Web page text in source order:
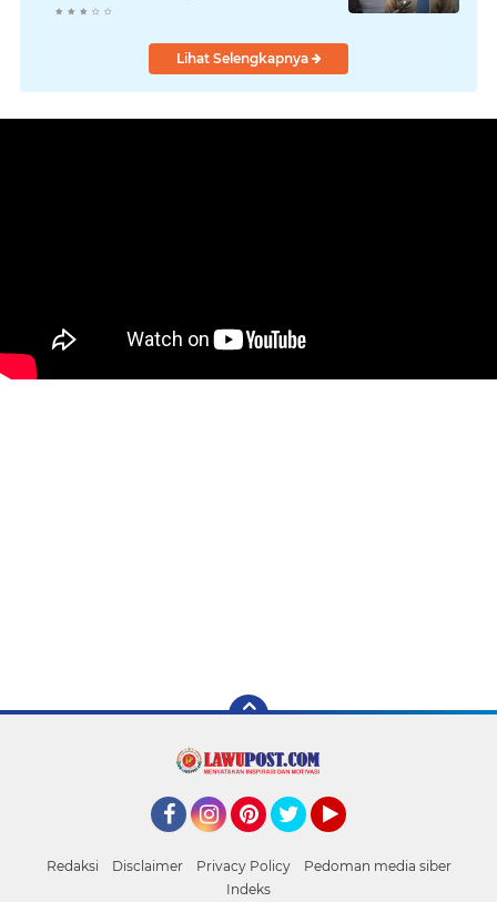
Lihat Selengkapnya
Redaksi Disclaimer Privacy Policy
Pedoman media siber
Indeks